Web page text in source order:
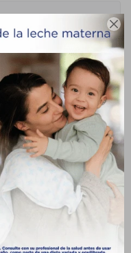

combinada, indicado
agudas y crónicas.
reduciendo la
hipersensibilidad. Está
angioneurótico,
alimentos, bronquitis
contacto, prurito,
posología habitual es de
según edad y peso, bajo
letargo, cefaleas,
de peso y reacciones